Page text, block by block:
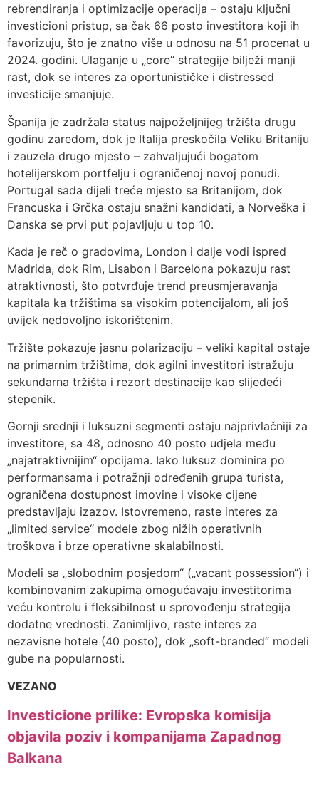
rebrendiranja i optimizacije operacija – ostaju ključni
investicioni pristup, sa čak 66 posto investitora koji ih
favorizuju, što je znatno više u odnosu na 51 procenat u
2024. godini. Ulaganje u „core“ strategije bilježi manji
rast, dok se interes za oportunističke i distressed
investicije smanjuje.
Španija je zadržala status najpoželjnijeg tržišta drugu
godinu zaredom, dok je Italija preskočila Veliku Britaniju
i zauzela drugo mjesto – zahvaljujući bogatom
hotelijerskom portfelju i ograničenoj novoj ponudi.
Portugal sada dijeli treće mjesto sa Britanijom, dok
Francuska i Grčka ostaju snažni kandidati, a Norveška i
Danska se prvi put pojavljuju u top 10.
Kada je reč o gradovima, London i dalje vodi ispred
Madrida, dok Rim, Lisabon i Barcelona pokazuju rast
atraktivnosti, što potvrđuje trend preusmjeravanja
kapitala ka tržištima sa visokim potencijalom, ali još
uvijek nedovoljno iskorištenim.
Tržište pokazuje jasnu polarizaciju – veliki kapital ostaje
na primarnim tržištima, dok agilni investitori istražuju
sekundarna tržišta i rezort destinacije kao slijedeći
stepenik.
Gornji srednji i luksuzni segmenti ostaju najprivlačniji za
investitore, sa 48, odnosno 40 posto udjela među
„najatraktivnijim“ opcijama. Iako luksuz dominira po
performansama i potražnji određenih grupa turista,
ograničena dostupnost imovine i visoke cijene
predstavljaju izazov. Istovremeno, raste interes za
„limited service“ modele zbog nižih operativnih
troškova i brze operativne skalabilnosti.
Modeli sa „slobodnim posjedom“ („vacant possession“) i
kombinovanim zakupima omogućavaju investitorima
veću kontrolu i fleksibilnost u sprovođenju strategija
dodatne vrednosti. Zanimljivo, raste interes za
nezavisne hotele (40 posto), dok „soft-branded“ modeli
gube na popularnosti.
VEZANO
Investicione prilike: Evropska komisija
objavila poziv i kompanijama Zapadnog
Balkana